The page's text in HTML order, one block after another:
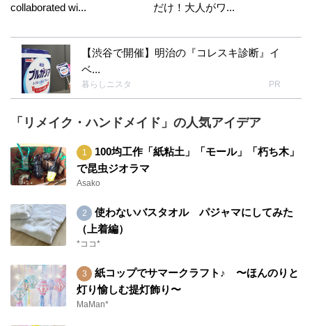
collaborated wi...
だけ！大人がワ...
【渋谷で開催】明治の『コレスキ診断』イ
ベ...
暮らしニスタ PR
「リメイク・ハンドメイド」の人気アイデア
100均工作「紙粘土」「モール」「朽ち木」
で昆虫ジオラマ
Asako
使わないバスタオル パジャマにしてみた
（上着編）
*ココ*
紙コップでサマークラフト♪ 〜ほんのりと
灯り愉しむ提灯飾り〜
MaMan*